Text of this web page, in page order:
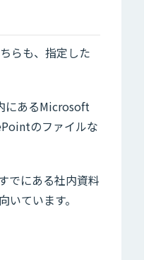
らも、指定した
にあるMicrosoft
のファイルな
でにある社内資料
ています。